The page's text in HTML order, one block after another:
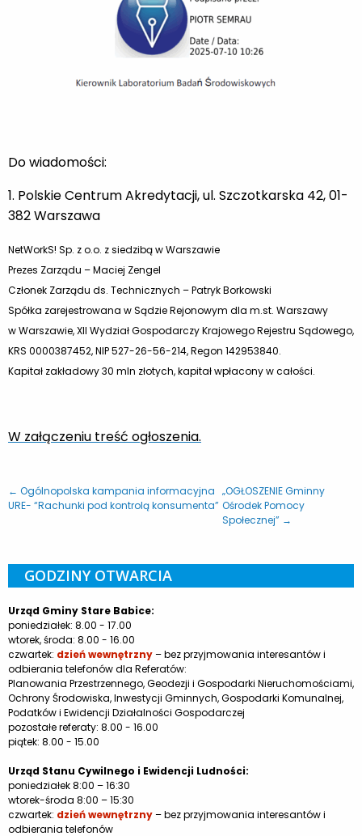
Do wiadomości:
1. Polskie Centrum Akredytacji, ul. Szczotkarska 42, 01-
382 Warszawa
NetWorkS! Sp. z o.o. z siedzibą w Warszawie
Prezes Zarządu – Maciej Zengel
Członek Zarządu ds. Technicznych – Patryk Borkowski
Spółka zarejestrowana w Sądzie Rejonowym dla m.st. Warszawy
w Warszawie, XII Wydział Gospodarczy Krajowego Rejestru Sądowego,
KRS 0000387452, NIP 527-26-56-214, Regon 142953840.
Kapitał zakładowy 30 mln złotych, kapitał wpłacony w całości.
W załączeniu treść ogłoszenia.
← Ogólnopolska kampania informacyjna
URE- “Rachunki pod kontrolą konsumenta”
„OGŁOSZENIE Gminny
Ośrodek Pomocy
Społecznej” →
GODZINY OTWARCIA
Urząd Gminy Stare Babice:
poniedziałek: 8.00 - 17.00
wtorek, środa: 8.00 - 16.00
czwartek: dzień wewnętrzny– bez przyjmowania interesantów i
odbierania telefonów dla Referatów:
Planowania Przestrzennego, Geodezji i Gospodarki Nieruchomościami,
Ochrony Środowiska, Inwestycji Gminnych, Gospodarki Komunalnej,
Podatków i Ewidencji Działalności Gospodarczej
pozostałe referaty: 8.00 - 16.00
piątek: 8.00 - 15.00
Urząd Stanu Cywilnego i Ewidencji Ludności:
poniedziałek 8:00 – 16:30
wtorek-środa 8:00 – 15:30
czwartek: dzień wewnętrzny– bez przyjmowania interesantów i
odbierania telefonów